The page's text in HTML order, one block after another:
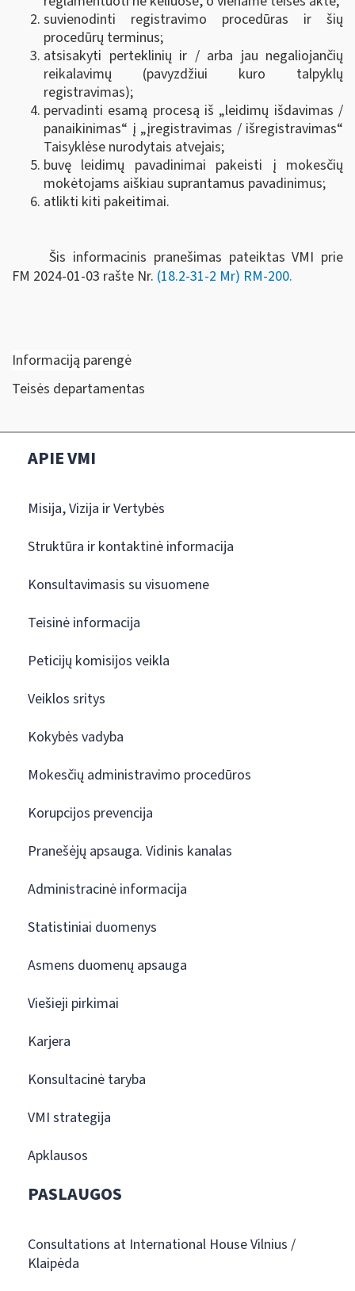
suvienodinti registravimo procedūras ir šių
procedūrų terminus;
atsisakyti perteklinių ir / arba jau negaliojančių
reikalavimų (pavyzdžiui kuro talpyklų
registravimas);
pervadinti esamą procesą iš „leidimų išdavimas /
panaikinimas“ į „įregistravimas / išregistravimas“
Taisyklėse nurodytais atvejais;
buvę leidimų pavadinimai pakeisti į mokesčių
mokėtojams aiškiau suprantamus pavadinimus;
atlikti kiti pakeitimai.
Šis informacinis pranešimas pateiktas VMI prie
FM 2024-01-03 rašte Nr. (18.2-31-2 Mr) RM-200.
Informaciją parengė
Teisės departamentas
APIE VMI
Misija, Vizija ir Vertybės
Struktūra ir kontaktinė informacija
Konsultavimasis su visuomene
Teisinė informacija
Peticijų komisijos veikla
Veiklos sritys
Kokybės vadyba
Mokesčių administravimo procedūros
Korupcijos prevencija
Pranešėjų apsauga. Vidinis kanalas
Administracinė informacija
Statistiniai duomenys
Asmens duomenų apsauga
Viešieji pirkimai
Karjera
Konsultacinė taryba
VMI strategija
Apklausos
PASLAUGOS
Consultations at International House Vilnius /
Klaipėda